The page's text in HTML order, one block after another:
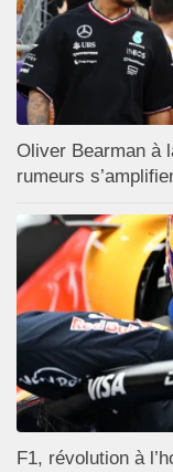
Oliver Bearman à
rumeurs
F1, révolution à